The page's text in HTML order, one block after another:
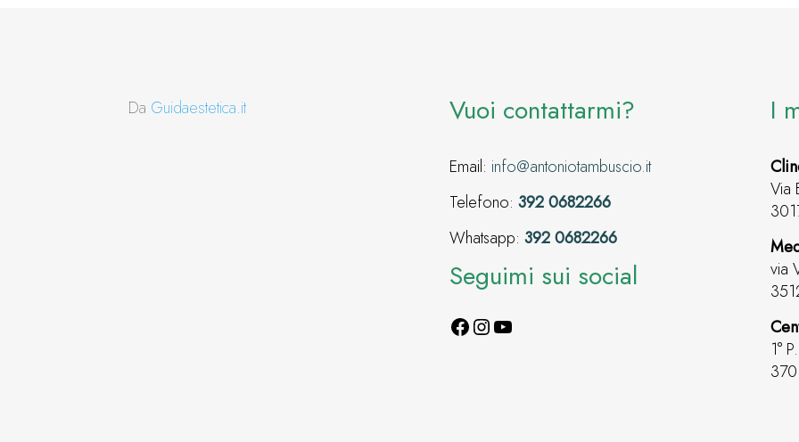
Da Guidaestetica.it Vuoi contattarmi?
Email: info@antoniotambuscio.it
Telefono: 392 0682266
Whatsapp: 392 0682266
Seguimi sui social
I
Via
via
1°